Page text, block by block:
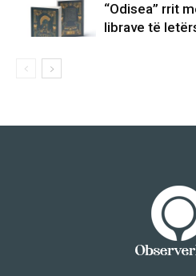
“Odisea” rrit
librave të